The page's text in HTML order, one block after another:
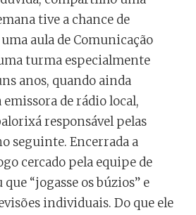
tive a chance de
aula de Comunicação
turma especialmente
anos, quando ainda
de rádio local,
responsável pelas
seguinte. Encerrada a
cercado pela equipe de
“jogasse os búzios” e
individuais. Do que ele